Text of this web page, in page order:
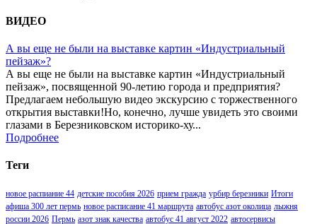
ВИДЕО
А вы еще не были на выставке картин «Индустриальный
пейзаж»?
А вы еще не были на выставке картин «Индустриальный
пейзаж», посвященной 90-летию города и предприятия?
Предлагаем небольшую видео экскурсию с торжественного
открытия выставки!Но, конечно, лучше увидеть это своими
глазами в Березниковском историко-ху...
Подробнее
Теги
новое распиание 44 детские пособия 2026 прием гражда урбир березники Итоги
афиша 300 лет пермь новое расписание 41 маршрута автобус азот околица лыжня
россии 2026 Пермь азот знак качества автобус 41 август 2022 автосервисы